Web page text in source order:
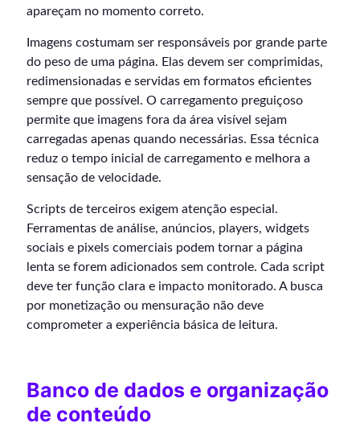
apareçam no momento correto.
Imagens costumam ser responsáveis por grande parte
do peso de uma página. Elas devem ser comprimidas,
redimensionadas e servidas em formatos eficientes
sempre que possível. O carregamento preguiçoso
permite que imagens fora da área visível sejam
carregadas apenas quando necessárias. Essa técnica
reduz o tempo inicial de carregamento e melhora a
sensação de velocidade.
Scripts de terceiros exigem atenção especial.
Ferramentas de análise, anúncios, players, widgets
sociais e pixels comerciais podem tornar a página
lenta se forem adicionados sem controle. Cada script
deve ter função clara e impacto monitorado. A busca
por monetização ou mensuração não deve
comprometer a experiência básica de leitura.
Banco de dados e organização
de conteúdo